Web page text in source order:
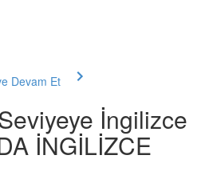
Devam Et
İngilizce
İNGİLİZCE